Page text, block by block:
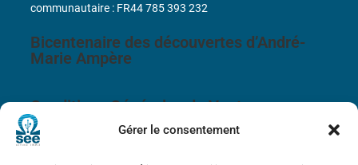
Gérer le consentement
Bicentenaire des découvertes d’André-
Marie Ampère
Conditions Générales de Vente
communautaire : FR44 785 393 232